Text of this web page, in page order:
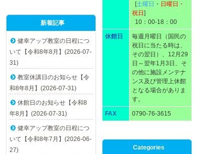
[土曜日 ・ 日曜日・
祝日 ]
10：00-18：00
休館日
毎週月曜日（国民の
祝日に当たる時は、
その翌日）、12月29
日～翌年1月3日、そ
の他に施設メンテナ
ンス及び管理上休館
となる場合がありま
す。
FAX 0790-76-3615
新着記事
健幸アップ教室の日程につ
いて【令和8年8月】(2026-07-
31)
教室休講日のお知らせ【令
和8年8月】(2026-07-31)
休館日のお知らせ【令和8
年8月】(2026-07-31)
健幸アップ教室の日程につ
いて【令和8年7月】(2026-06-
27)
Categories